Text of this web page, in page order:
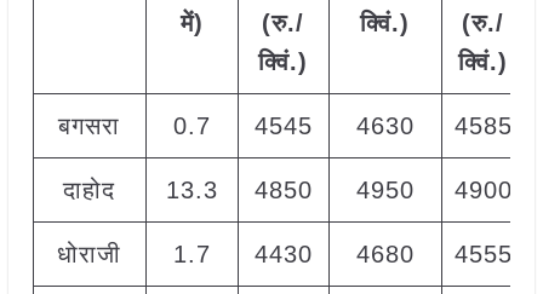
में)
(रु./
क्विं.)
क्विं.)
(रु./
क्विं.)
बगसरा 0.7 4545 4630 4585
दाहोद 13.3 4850 4950 4900
धोराजी 1.7 4430 4680 4555